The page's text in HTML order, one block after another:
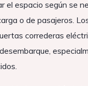
el espacio según se
o de pasajeros.
correderas